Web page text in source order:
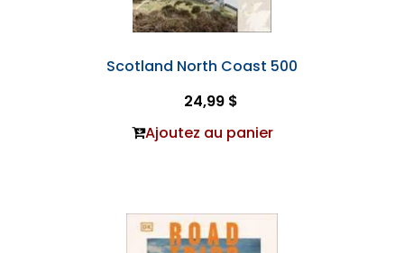
Scotland North Coast 500
24,99 $
Ajoutez au panier